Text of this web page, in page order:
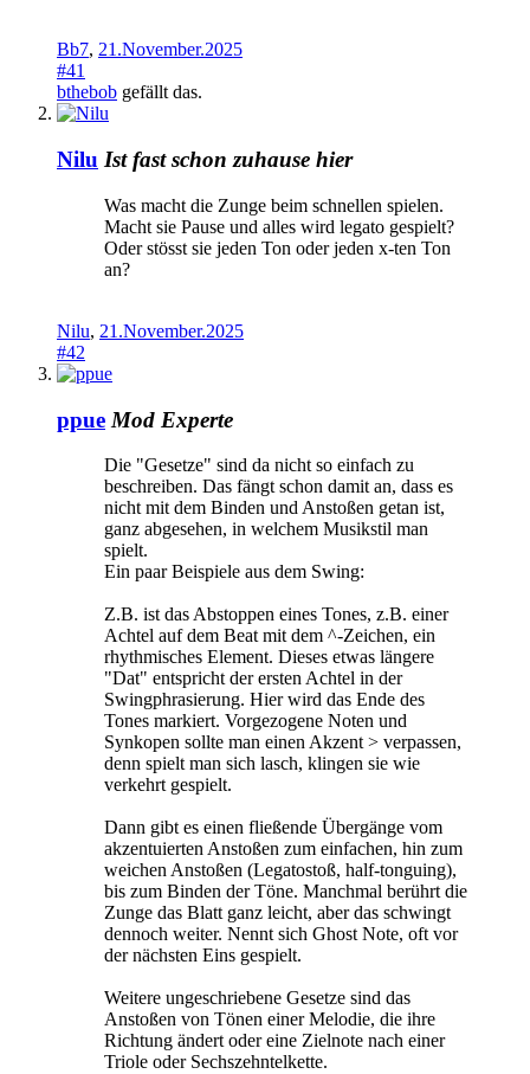
Bb7, 21.November.2025
#41
bthebob gefällt das.
Nilu Ist fast schon zuhause hier
Was macht die Zunge beim schnellen spielen.
Macht sie Pause und alles wird legato gespielt?
Oder stösst sie jeden Ton oder jeden x-ten Ton
an?
Nilu, 21.November.2025
#42
ppue Mod Experte
Die "Gesetze" sind da nicht so einfach zu
beschreiben. Das fängt schon damit an, dass es
nicht mit dem Binden und Anstoßen getan ist,
ganz abgesehen, in welchem Musikstil man
spielt.
Ein paar Beispiele aus dem Swing:
Z.B. ist das Abstoppen eines Tones, z.B. einer
Achtel auf dem Beat mit dem ^-Zeichen, ein
rhythmisches Element. Dieses etwas längere
"Dat" entspricht der ersten Achtel in der
Swingphrasierung. Hier wird das Ende des
Tones markiert. Vorgezogene Noten und
Synkopen sollte man einen Akzent > verpassen,
denn spielt man sich lasch, klingen sie wie
verkehrt gespielt.
Dann gibt es einen fließende Übergänge vom
akzentuierten Anstoßen zum einfachen, hin zum
weichen Anstoßen (Legatostoß, half-tonguing),
bis zum Binden der Töne. Manchmal berührt die
Zunge das Blatt ganz leicht, aber das schwingt
dennoch weiter. Nennt sich Ghost Note, oft vor
der nächsten Eins gespielt.
Weitere ungeschriebene Gesetze sind das
Anstoßen von Tönen einer Melodie, die ihre
Richtung ändert oder eine Zielnote nach einer
Triole oder Sechszehntelkette.